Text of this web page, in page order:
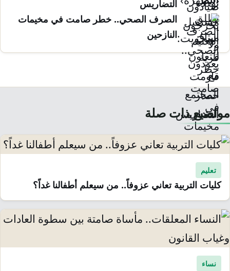
التضاريس
الصرف الصحي.. خطر صامت في مخيمات
النازحين
مواضيع ذات صلة
تعليم
كليات التربية تعاني عزوفاً.. من سيعلم أطفالنا غداً؟
نساء